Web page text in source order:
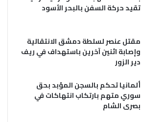
تقيد حركة السفن بالبحر الأسود
مقتل عنصر لسلطة دمشق الانتقالية
وإصابة اثنين آخرين باستهداف في ريف
دير الزور
ألمانيا تحكم بالسجن المؤبد بحق
سوري متهم بارتكاب انتهاكات في
بصرى الشام